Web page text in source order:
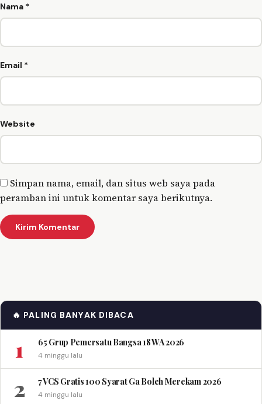
Nama *
Email *
Website
Simpan nama, email, dan situs web saya pada
peramban ini untuk komentar saya berikutnya.
🔥 PALING BANYAK DIBACA
1 65 Grup Pemersatu Bangsa 18 WA 2026
4 minggu lalu
2 7 VCS Gratis 100 Syarat Ga Boleh Merekam 2026
4 minggu lalu